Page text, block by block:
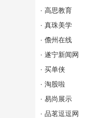
· 高思教育
· 真珠美学
· 儋州在线
· 遂宁新闻网
· 买单侠
· 淘股啦
· 易尚展示
· 品茗逗逗网